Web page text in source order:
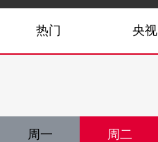
热门 央视
周一 周二